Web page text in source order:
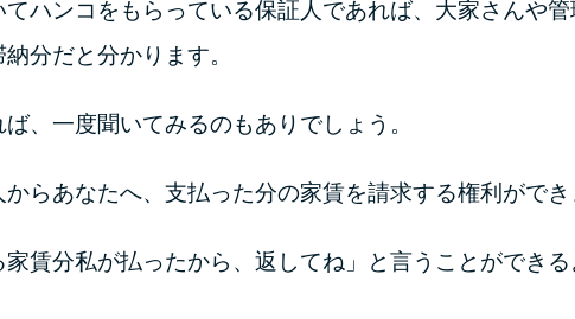
ハンコをもらっている保証人であれば、大家さんや管
分だと分かります。
、一度聞いてみるのもありでしょう。
らあなたへ、支払った分の家賃を請求する権利ができ
賃分私が払ったから、返してね」と言うことができる